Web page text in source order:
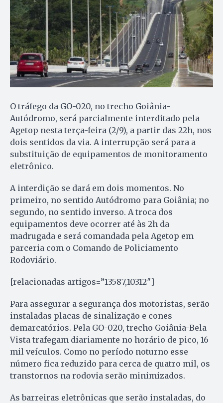
O tráfego da GO-020, no trecho Goiânia-
Autódromo, será parcialmente interditado pela
Agetop nesta terça-feira (2/9), a partir das 22h, nos
dois sentidos da via. A interrupção será para a
substituição de equipamentos de monitoramento
eletrônico.
A interdição se dará em dois momentos. No
primeiro, no sentido Autódromo para Goiânia; no
segundo, no sentido inverso. A troca dos
equipamentos deve ocorrer até às 2h da
madrugada e será comandada pela Agetop em
parceria com o Comando de Policiamento
Rodoviário.
[relacionadas artigos=”13587,10312″]
Para assegurar a segurança dos motoristas, serão
instaladas placas de sinalização e cones
demarcatórios. Pela GO-020, trecho Goiânia-Bela
Vista trafegam diariamente no horário de pico, 16
mil veículos. Como no período noturno esse
número fica reduzido para cerca de quatro mil, os
transtornos na rodovia serão minimizados.
As barreiras eletrônicas que serão instaladas, do